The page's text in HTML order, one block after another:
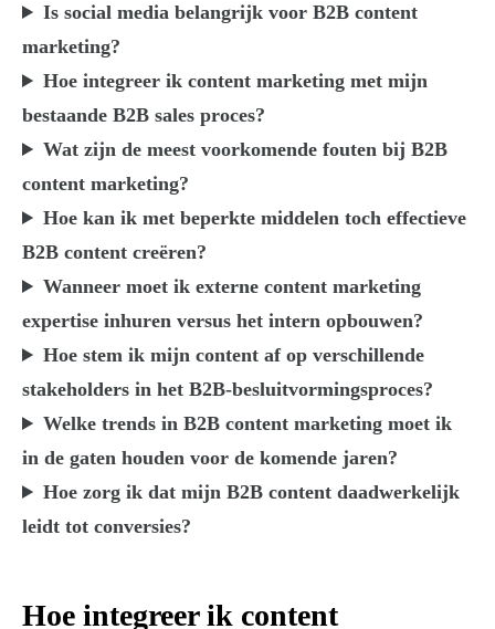
Is social media belangrijk voor B2B content
marketing?
Hoe integreer ik content marketing met mijn
bestaande B2B sales proces?
Wat zijn de meest voorkomende fouten bij B2B
content marketing?
Hoe kan ik met beperkte middelen toch effectieve
B2B content creëren?
Wanneer moet ik externe content marketing
expertise inhuren versus het intern opbouwen?
Hoe stem ik mijn content af op verschillende
stakeholders in het B2B-besluitvormingsproces?
Welke trends in B2B content marketing moet ik
in de gaten houden voor de komende jaren?
Hoe zorg ik dat mijn B2B content daadwerkelijk
leidt tot conversies?
Hoe integreer ik content